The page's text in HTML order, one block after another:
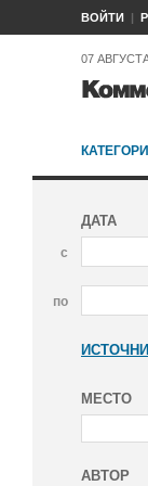
ВОЙТИ
07
ДАТА
с
по
МЕСТО
АВТОР